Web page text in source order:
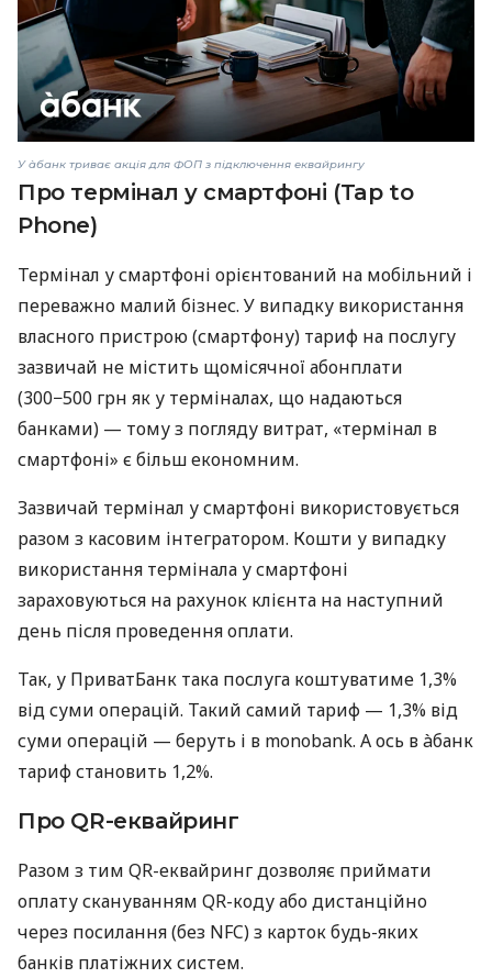
У àбанк триває акція для ФОП з підключення еквайрингу
Про термінал у смартфоні (Tap to
Phone)
Термінал у смартфоні орієнтований на мобільний і
переважно малий бізнес. У випадку використання
власного пристрою (смартфону) тариф на послугу
зазвичай не містить щомісячної абонплати
(300−500 грн як у терміналах, що надаються
банками) — тому з погляду витрат, «термінал в
смартфоні» є більш економним.
Зазвичай термінал у смартфоні використовується
разом з касовим інтегратором. Кошти у випадку
використання термінала у смартфоні
зараховуються на рахунок клієнта на наступний
день після проведення оплати.
Так, у ПриватБанк така послуга коштуватиме 1,3%
від суми операцій. Такий самий тариф — 1,3% від
суми операцій — беруть і в monobank. А ось в àбанк
тариф становить 1,2%.
Про QR-еквайринг
Разом з тим QR-еквайринг дозволяє приймати
оплату скануванням QR-коду або дистанційно
через посилання (без NFC) з карток будь-яких
банків платіжних систем.